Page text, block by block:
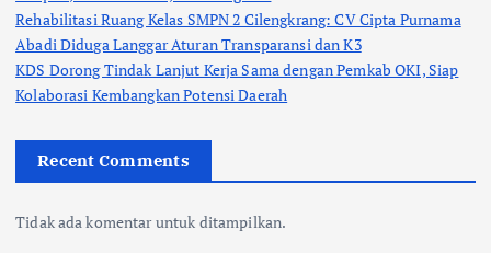
Rehabilitasi Ruang Kelas SMPN 2 Cilengkrang: CV Cipta Purnama
Abadi Diduga Langgar Aturan Transparansi dan K3
KDS Dorong Tindak Lanjut Kerja Sama dengan Pemkab OKI, Siap
Kolaborasi Kembangkan Potensi Daerah
Recent Comments
Tidak ada komentar untuk ditampilkan.